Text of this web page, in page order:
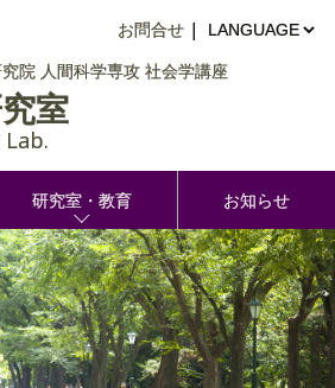
お問合せ |
院 人間科学専攻 社会学講座
室
研究室・教育 お知らせ